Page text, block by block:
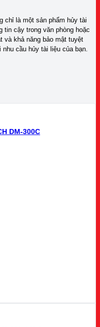
chỉ là một sản phẩm hủy tài
tin cậy trong văn phòng hoặc
và khả năng bảo mật tuyệt
cầu hủy tài liệu của bạn.
DM-300C